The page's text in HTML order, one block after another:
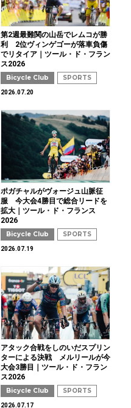
第2週最難関の山岳でレムコが勝
利 2位ヴィンゲゴーが落車負傷
でリタイア｜ツール・ド・フラン
ス2026
Bicycle Club SPORTS
2026.07.20
ポガチャルがヴォージュ山脈征
服 今大会4勝目で総合リードを
拡大｜ツール・ド・フランス
2026
Bicycle Club SPORTS
2026.07.19
アタック合戦をしのいだスプリン
ターによる決戦 メルリールが今
大会3勝目｜ツール・ド・フラン
ス2026
Bicycle Club SPORTS
2026.07.17